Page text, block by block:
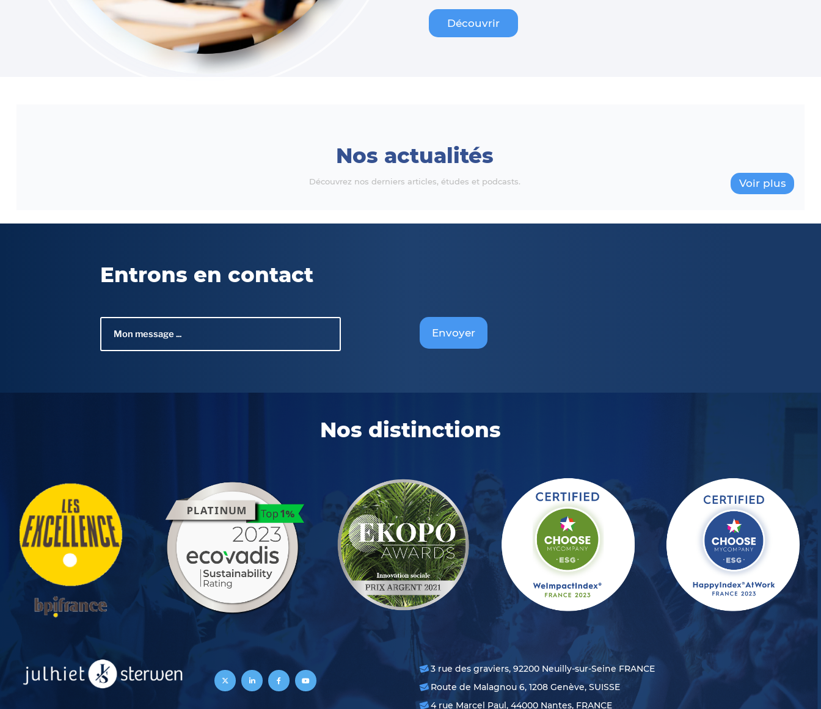
Découvrir
Nos actualités
Découvrez nos derniers articles, études et podcasts. Voir plus
Entrons en contact
Envoyer
Nos distinctions
3 rue des graviers, 92200 Neuilly-sur-Seine FRANCE
Route de Malagnou 6, 1208 Genève, SUISSE
4 rue Marcel Paul, 44000 Nantes, FRANCE